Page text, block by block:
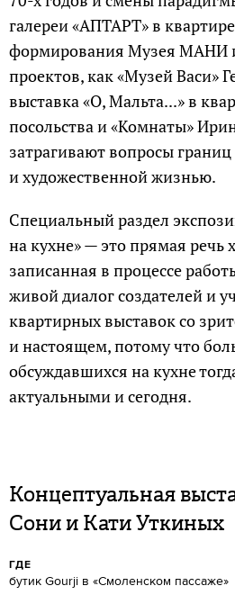
галереи «АПТАРТ» в
формирования Музея МАНИ
проектов, как «Музей Васи»
выставка «О, Мальта...» в
посольства и «Комнаты»
затрагивают вопросы
и художественной жизнью.
Специальный раздел
на кухне» — это прямая речь
записанная в процессе
живой диалог создателей и
квартирных выставок со
и настоящем, потому что
обсуждавшихся на кухне
актуальными и сегодня.
Концептуальная
Сони и Кати Уткиных
ГДЕ
бутик Gourji в «Смоленском пассаже»